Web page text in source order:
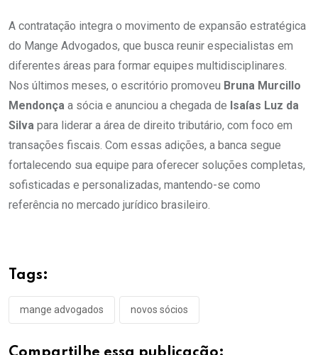
A contratação integra o movimento de expansão estratégica
do Mange Advogados, que busca reunir especialistas em
diferentes áreas para formar equipes multidisciplinares.
Nos últimos meses, o escritório promoveu Bruna Murcillo
Mendonça a sócia e anunciou a chegada de Isaías Luz da
Silva para liderar a área de direito tributário, com foco em
transações fiscais. Com essas adições, a banca segue
fortalecendo sua equipe para oferecer soluções completas,
sofisticadas e personalizadas, mantendo-se como
referência no mercado jurídico brasileiro.
Tags:
mange advogados novos sócios